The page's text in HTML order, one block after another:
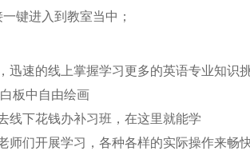
键进入到教室当中；
迅速的线上掌握学习更多的英语专业知识
板中自由绘画
线下花钱办补习班，在这里就能学
师们开展学习，各种各样的实际操作来畅